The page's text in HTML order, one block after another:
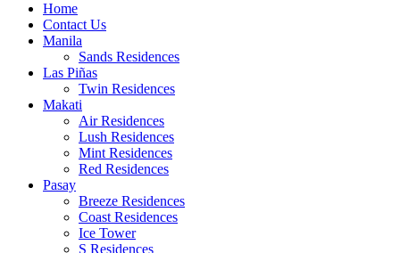
Home
Contact Us
Manila
Sands Residences
Las Piñas
Twin Residences
Makati
Air Residences
Lush Residences
Mint Residences
Red Residences
Pasay
Breeze Residences
Coast Residences
Ice Tower
S Residences